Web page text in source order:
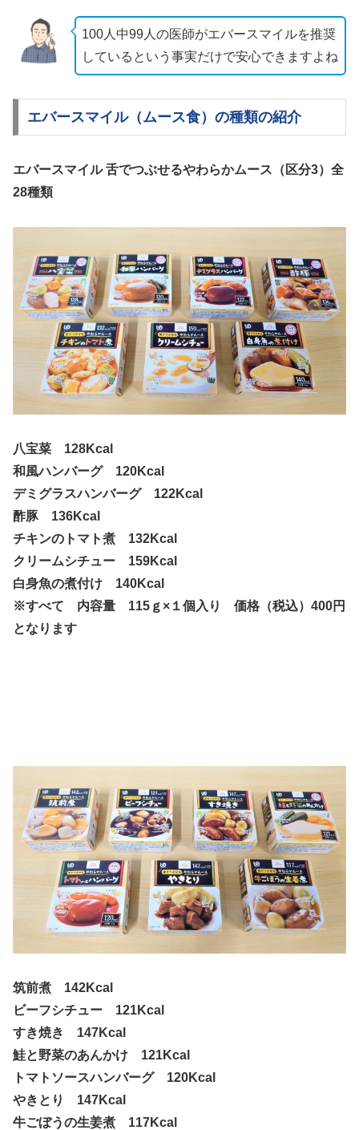
100人中99人の医師がエバースマイルを推奨
しているという事実だけで安心できますよね
エバースマイル（ムース食）の種類の紹介
エバースマイル 舌でつぶせるやわらかムース（区分3）全
28種類
八宝菜 128Kcal
和風ハンバーグ 120Kcal
デミグラスハンバーグ 122Kcal
酢豚 136Kcal
チキンのトマト煮 132Kcal
クリームシチュー 159Kcal
白身魚の煮付け 140Kcal
※すべて 内容量 115ｇ×１個入り 価格（税込）400円
となります
筑前煮 142Kcal
ビーフシチュー 121Kcal
すき焼き 147Kcal
鮭と野菜のあんかけ 121Kcal
トマトソースハンバーグ 120Kcal
やきとり 147Kcal
牛ごぼうの生姜煮 117Kcal